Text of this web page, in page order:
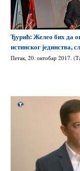
Ђурић: Желео бих да
истинског јединства,
Петак, 20. октобар 2017.